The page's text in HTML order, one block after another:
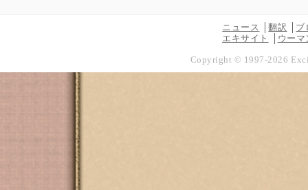
ニュース 翻訳
ブ
エキサイト
ウー
Copyright © 1997-2026